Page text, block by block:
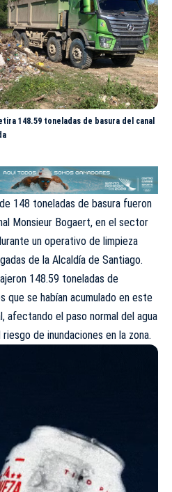
148.59 toneladas de basura del canal
148 toneladas de basura fueron
Monsieur Bogaert, en el sector
un operativo de limpieza
de la Alcaldía de Santiago.
148.59 toneladas de
que se habían acumulado en este
afectando el paso normal del agua
de inundaciones en la zona.